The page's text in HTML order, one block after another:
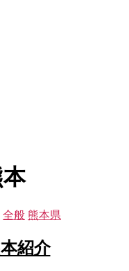
全般 熊本県
紹介